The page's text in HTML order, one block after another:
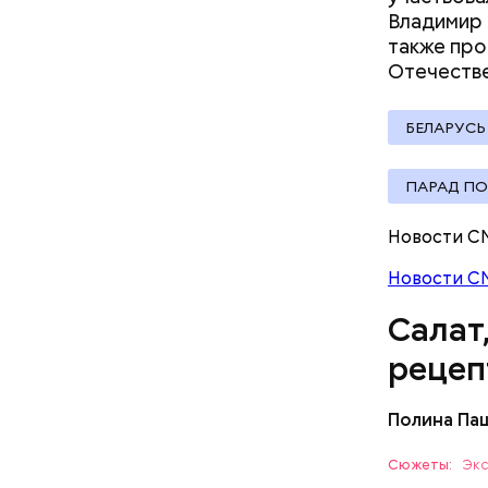
Владимир
также
БЕЛАРУСЬ
ПАРАД
Новости
Новости
Полина
Сюжеты:
Вред